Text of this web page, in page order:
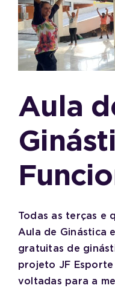
Aula
Todas as terças e
Aula de Ginástica
gratuitas de
projeto JF Esporte
voltadas para a